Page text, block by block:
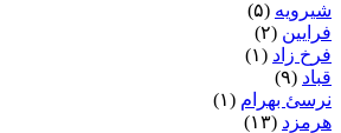
شیرویه (۵)
فرایین (۲)
فرخ زاد (۱)
قباد (۹)
نرسئ بهرام‏ (۱)
هرمزد (۱۳)